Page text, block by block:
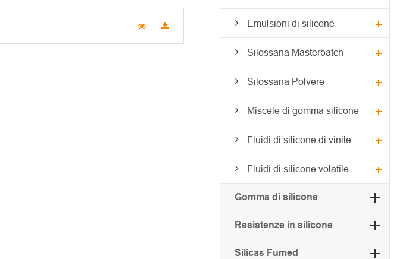
Emulsioni di silicone
Silossana Masterbatch
Silossana Polvere
Miscele di gomma silicone
Fluidi di silicone di vinile
Fluidi di silicone volatile
Gomma di silicone
Resistenze in silicone
Silicas Fumed